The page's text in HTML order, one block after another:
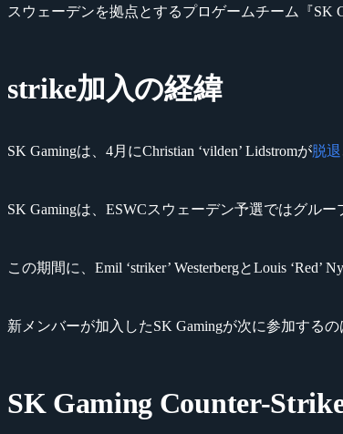
スウェーデンを拠点とするプロゲームチーム『SK
strike加入の経緯
SK Gamingは、4月にChristian ‘vilden’ Lidstromが脱退
SK Gamingは、ESWCスウェーデン予選ではグル
この期間に、Emil ‘striker’ WesterbergとLouis ‘Red’
新メンバーが加入したSK Gamingが次に参加する
SK Gaming Counter-